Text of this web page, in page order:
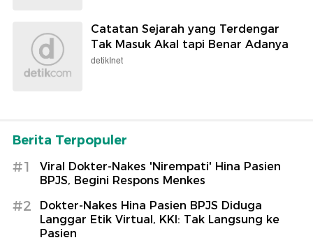
Catatan Sejarah yang Terdengar
Tak Masuk Akal tapi Benar Adanya
detikInet
Berita Terpopuler
#1
Viral Dokter-Nakes 'Nirempati' Hina Pasien
BPJS, Begini Respons Menkes
#2
Dokter-Nakes Hina Pasien BPJS Diduga
Langgar Etik Virtual, KKI: Tak Langsung ke
Pasien